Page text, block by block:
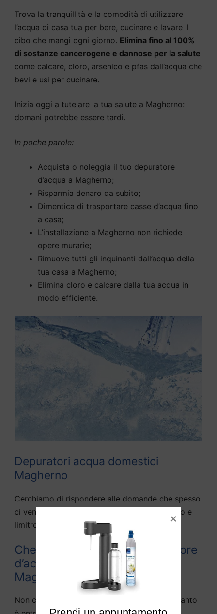
Trova la tranquillità e la comodità di utilizzare
l’acqua di casa tua per bere, cucinare e lavare il
cibo che mangi ogni giorno. Elimina fino al 100%
di sostanze cancerogene e dannose per la salute
come calcare, cloro, arsenico e pfas dall’acqua che
bevi e usi per cucinare.
Inizia oggi a tutelare la tua salute a Magherno:
domani potrebbe essere tardi.
In poche parole:
Acquista o noleggia il tuo depuratore
d’acqua a Magherno;
Risparmia denaro da subito;
Dimentica di trasportare casse d’acqua fino
a casa;
L’installazione a Magherno non richiede
opere murarie;
Rimuove tutti gli inquinanti dall’acqua della
tua casa a Magherno;
Elimina cloro e calcare dalla tua acqua in
modo efficiente.
Depuratori acqua domestici
Magherno
Cerchiamo di rispondere alle domande che spesso
ci vengono fatte da diversi utenti di Magherno e
limitrofi:
Che differenza c’è tra depuratore
d’acqua e purificato d’acqua a
Magherno?
Non c’è praticamente alcuna differenza, in quanto